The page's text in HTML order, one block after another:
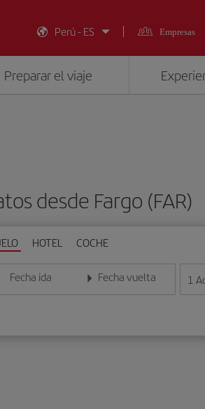
Perú - ES
Empresas
Preparar el viaje
desde Fargo (FAR)
HOTEL COCHE
Fecha ida
Introduce la fecha en formato día/mes/año
Fecha vuelta
Introduce la fecha en 1